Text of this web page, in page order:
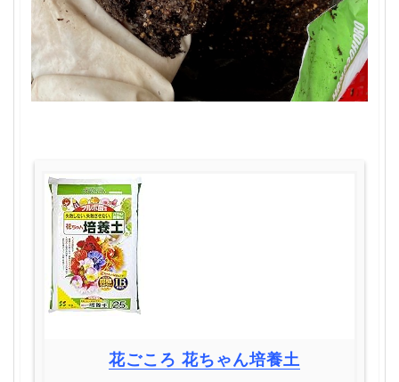
花ごころ 花ちゃん培養土